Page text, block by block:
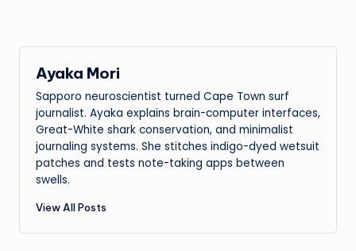
Ayaka Mori
Sapporo neuroscientist turned Cape Town surf
journalist. Ayaka explains brain-computer interfaces,
Great-White shark conservation, and minimalist
journaling systems. She stitches indigo-dyed wetsuit
patches and tests note-taking apps between
swells.
View All Posts